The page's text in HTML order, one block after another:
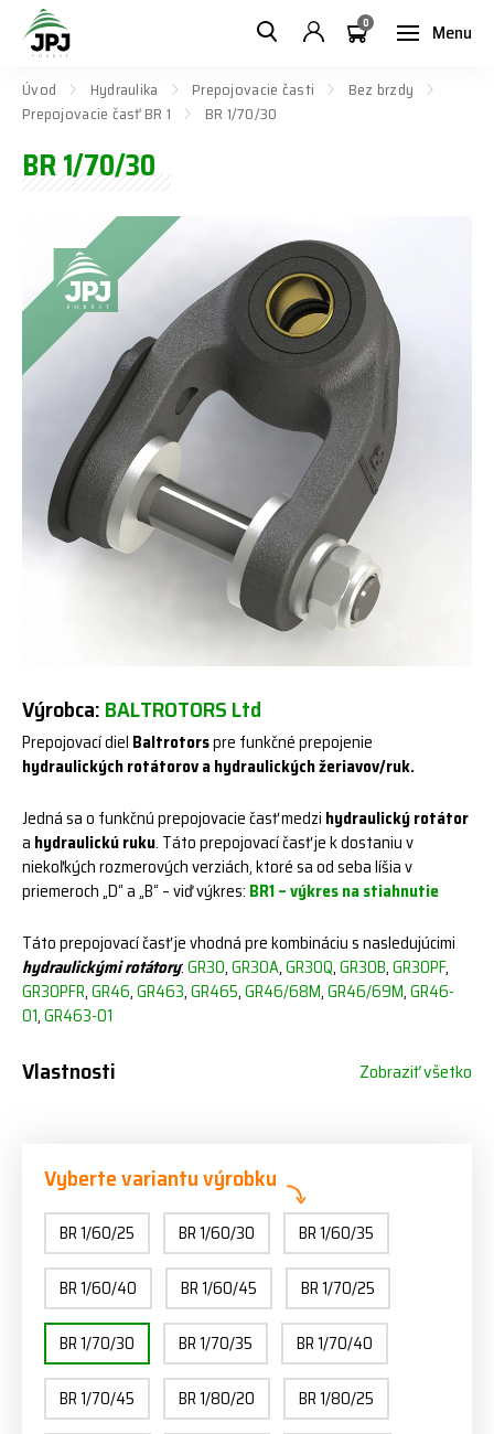
Menu
0
Úvod Hydraulika Prepojovacie časti
Bez brzdy
Prepojovacie časť BR 1
BR 1/70/30
BR 1/70/30
Výrobca:BALTROTORS Ltd
Prepojovací diel Baltrotorspre funkčné prepojenie
hydraulických rotátorov a hydraulických žeriavov/ruk.
Jedná sa o funkčnú prepojovacie časť medzi hydraulický rotátor
a hydraulickú ruku. Táto prepojovací časť je k dostaniu v
niekoľkých rozmerových verziách, ktoré sa od seba líšia v
priemeroch „D“ a „B“ – viď výkres: BR1 – výkresna stiahnutie
Táto prepojovací časť je vhodná pre kombináciu s nasledujúcimi
hydraulickými rotátory:GR30,GR30A,GR30Q,GR30B,GR30PF,
GR30PFR,GR46,GR463,GR465,GR46/68M,GR46/69M,GR46-
01,GR463-01
Vlastnosti Zobraziť všetko
Vyberte variantu výrobku
BR 1/60/25 BR 1/60/30 BR 1/60/35
BR 1/60/40 BR 1/60/45 BR 1/70/25
BR 1/70/30 BR 1/70/35 BR 1/70/40
BR 1/70/45 BR 1/80/20 BR 1/80/25